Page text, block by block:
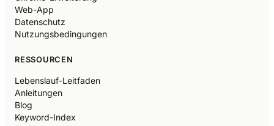
Web-App
Datenschutz
Nutzungsbedingungen
RESSOURCEN
Lebenslauf-Leitfaden
Anleitungen
Blog
Keyword-Index